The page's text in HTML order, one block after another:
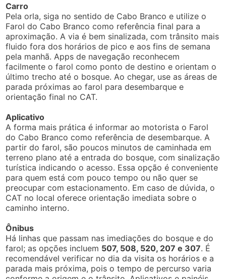
Carro
Pela orla, siga no sentido de Cabo Branco e utilize o
Farol do Cabo Branco como referência final para a
aproximação. A via é bem sinalizada, com trânsito mais
fluido fora dos horários de pico e aos fins de semana
pela manhã. Apps de navegação reconhecem
facilmente o farol como ponto de destino e orientam o
último trecho até o bosque. Ao chegar, use as áreas de
parada próximas ao farol para desembarque e
orientação final no CAT.
Aplicativo
A forma mais prática é informar ao motorista o Farol
do Cabo Branco como referência de desembarque. A
partir do farol, são poucos minutos de caminhada em
terreno plano até a entrada do bosque, com sinalização
turística indicando o acesso. Essa opção é conveniente
para quem está com pouco tempo ou não quer se
preocupar com estacionamento. Em caso de dúvida, o
CAT no local oferece orientação imediata sobre o
caminho interno.
Ônibus
Há linhas que passam nas imediações do bosque e do
farol; as opções incluem 507, 508, 520, 207 e 307. É
recomendável verificar no dia da visita os horários e a
parada mais próxima, pois o tempo de percurso varia